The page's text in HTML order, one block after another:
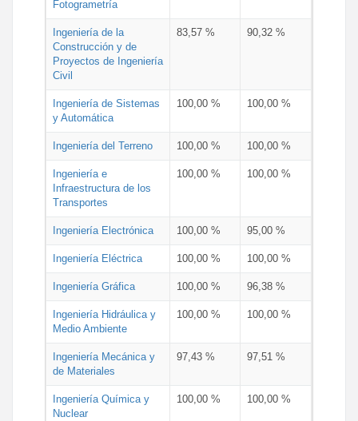
Fotogrametría
Ingeniería de la
Construcción y de
Proyectos de Ingeniería
Civil
83,57 % 90,32 %
Ingeniería de Sistemas
y Automática
100,00 % 100,00 %
Ingeniería del Terreno 100,00 % 100,00 %
Ingeniería e
Infraestructura de los
Transportes
100,00 % 100,00 %
Ingeniería Electrónica 100,00 % 95,00 %
Ingeniería Eléctrica 100,00 % 100,00 %
Ingeniería Gráfica 100,00 % 96,38 %
Ingeniería Hidráulica y
Medio Ambiente
100,00 % 100,00 %
Ingeniería Mecánica y
de Materiales
97,43 % 97,51 %
Ingeniería Química y
Nuclear
100,00 % 100,00 %